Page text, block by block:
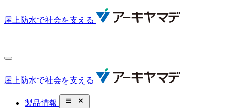
屋上防水で社会を支える
屋上防水で社会を支える
製品情報 close_small